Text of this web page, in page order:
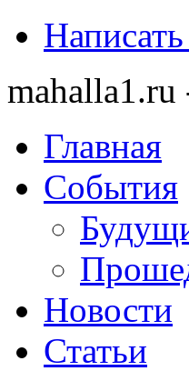
mahalla1.ru
Главная
События
Новости
Статьи